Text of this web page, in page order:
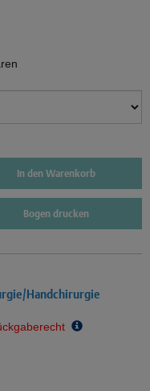
In den Warenkorb
Bogen drucken
Handchirurgie